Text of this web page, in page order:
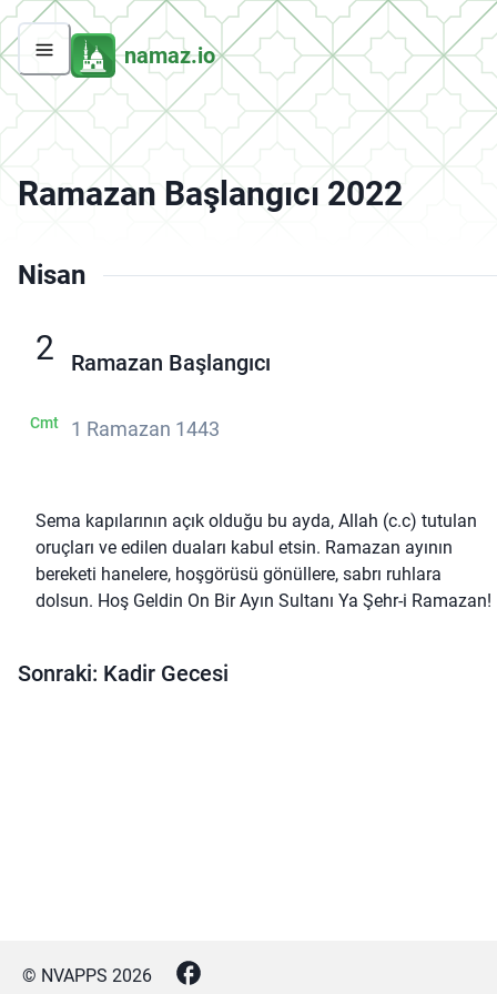
namaz.io
Ramazan Başlangıcı 2022
Nisan
2
Cmt
Ramazan Başlangıcı
1 Ramazan 1443
Sema kapılarının açık olduğu bu ayda, Allah (c.c) tutulan
oruçları ve edilen duaları kabul etsin. Ramazan ayının
bereketi hanelere, hoşgörüsü gönüllere, sabrı ruhlara
dolsun. Hoş Geldin On Bir Ayın Sultanı Ya Şehr-i Ramazan!
Sonraki: Kadir Gecesi
© NVAPPS 2026